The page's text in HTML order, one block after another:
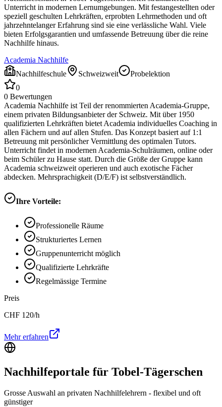
Unterricht in modernen Lernumgebungen. Mit festangestellten oder
speziell geschulten Lehrkräften, erprobten Lehrmethoden und oft
jahrzehntelanger Erfahrung sind sie eine verlässliche Wahl. Viele
bieten Erfolgsgarantien und umfassende Betreuung über die reine
Nachhilfe hinaus.
Academia Nachhilfe
Nachhilfeschule
Schweizweit
Probelektion
0
0 Bewertungen
Academia Nachhilfe ist Teil der renommierten Academia-Gruppe,
einem privaten Bildungsanbieter der Schweiz. Mit über 1950
qualifizierten Lehrkräften bietet Academia individuelles Coaching in
allen Fächern und auf allen Stufen. Das Konzept basiert auf 1:1
Betreuung mit persönlicher Vermittlung des optimalen Tutors.
Unterricht findet in modernen Academia-Schulräumen, online oder
beim Schüler zu Hause statt. Durch die Größe der Gruppe kann
Academia schweizweit operieren und auch exotische Fächer
abdecken. Mehrsprachigkeit (D/E/F) ist selbstverständlich.
Ihre Vorteile:
Professionelle Räume
Strukturiertes Lernen
Gruppenunterricht möglich
Qualifizierte Lehrkräfte
Regelmässige Termine
Preis
CHF 120/h
Mehr erfahren
Nachhilfeportale für Tobel-Tägerschen
Grosse Auswahl an privaten Nachhilfelehrern - flexibel und oft
günstiger